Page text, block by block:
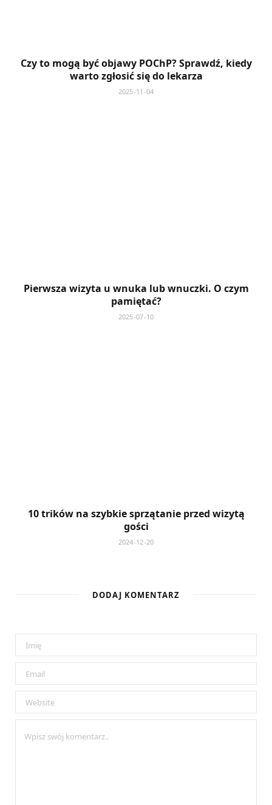
Czy to mogą być objawy POChP? Sprawdź, kiedy
warto zgłosić się do lekarza
2025-11-04
Pierwsza wizyta u wnuka lub wnuczki. O czym
pamiętać?
2025-07-10
10 trików na szybkie sprzątanie przed wizytą
gości
2024-12-20
DODAJ KOMENTARZ